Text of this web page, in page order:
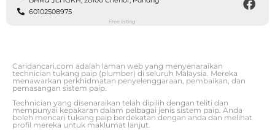
60102508975
Free listing
Caridancari.com adalah laman web yang menyenaraikan
technician tukang paip (plumber) di seluruh Malaysia. Mereka
menawarkan perkhidmatan penyelenggaraan, pembaikan, dan
pemasangan sistem paip.
Technician yang disenaraikan telah dipilih dengan teliti dan
mempunyai kepakaran dalam pelbagai jenis sistem paip. Anda
boleh mencari tukang paip berdekatan dengan anda dan melihat
profil mereka untuk maklumat lanjut.